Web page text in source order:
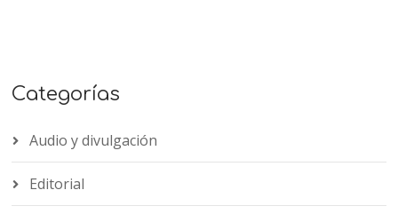
Categorías
Audio y divulgación
Editorial